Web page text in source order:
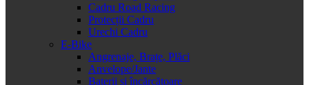
Cadru Road Racing
Protecții Cadru
Urechi Cadru
E-Bike
Angrenaje, Brațe, Plăci
Anvelope/Jante
Baterii și încărcătoare